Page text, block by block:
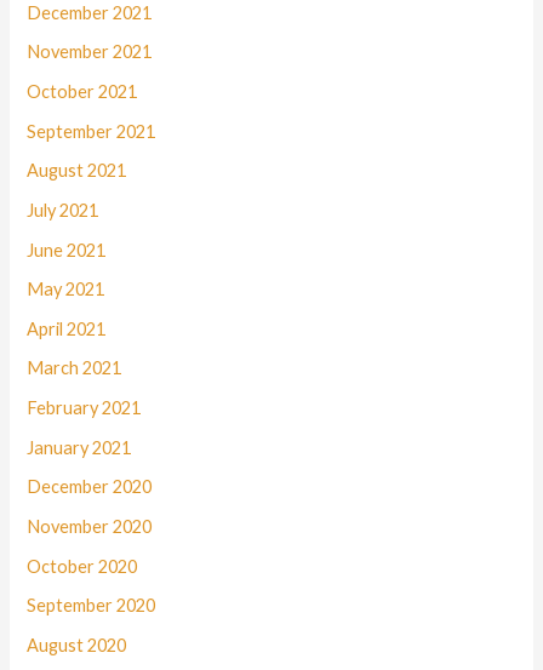
December 2021
November 2021
October 2021
September 2021
August 2021
July 2021
June 2021
May 2021
April 2021
March 2021
February 2021
January 2021
December 2020
November 2020
October 2020
September 2020
August 2020